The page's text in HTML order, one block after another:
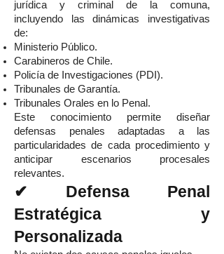
jurídica y criminal de la comuna,
incluyendo las dinámicas investigativas
de:
Ministerio Público.
Carabineros de Chile.
Policía de Investigaciones (PDI).
Tribunales de Garantía.
Tribunales Orales en lo Penal.
Este conocimiento permite diseñar
defensas penales adaptadas a las
particularidades de cada procedimiento y
anticipar escenarios procesales
relevantes.
✔ Defensa Penal
Estratégica y
Personalizada